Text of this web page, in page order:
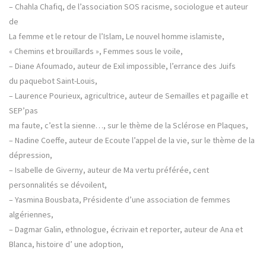
– Chahla Chafiq, de l’association SOS racisme, sociologue et auteur
de
La femme et le retour de l’Islam, Le nouvel homme islamiste,
« Chemins et brouillards », Femmes sous le voile,
– Diane Afoumado, auteur de Exil impossible, l’errance des Juifs
du paquebot Saint-Louis,
– Laurence Pourieux, agricultrice, auteur de Semailles et pagaille et
SEP’pas
ma faute, c’est la sienne…, sur le thème de la Sclérose en Plaques,
– Nadine Coeffe, auteur de Ecoute l’appel de la vie, sur le thème de la
dépression,
– Isabelle de Giverny, auteur de Ma vertu préférée, cent
personnalités se dévoilent,
– Yasmina Bousbata, Présidente d’une association de femmes
algériennes,
– Dagmar Galin, ethnologue, écrivain et reporter, auteur de Ana et
Blanca, histoire d’ une adoption,